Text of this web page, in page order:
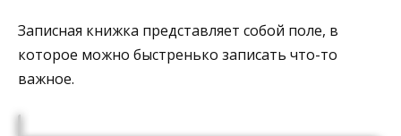
Записная книжка представляет собой поле, в
которое можно быстренько записать что-то
важное.